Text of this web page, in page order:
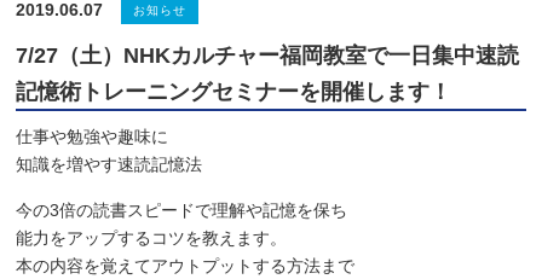
2019.06.07 お知らせ
7/27（土）NHKカルチャー福岡教室で一日集中速読
記憶術トレーニングセミナーを開催します！
仕事や勉強や趣味に
知識を増やす速読記憶法
今の3倍の読書スピードで理解や記憶を保ち
能力をアップするコツを教えます。
本の内容を覚えてアウトプットする方法まで